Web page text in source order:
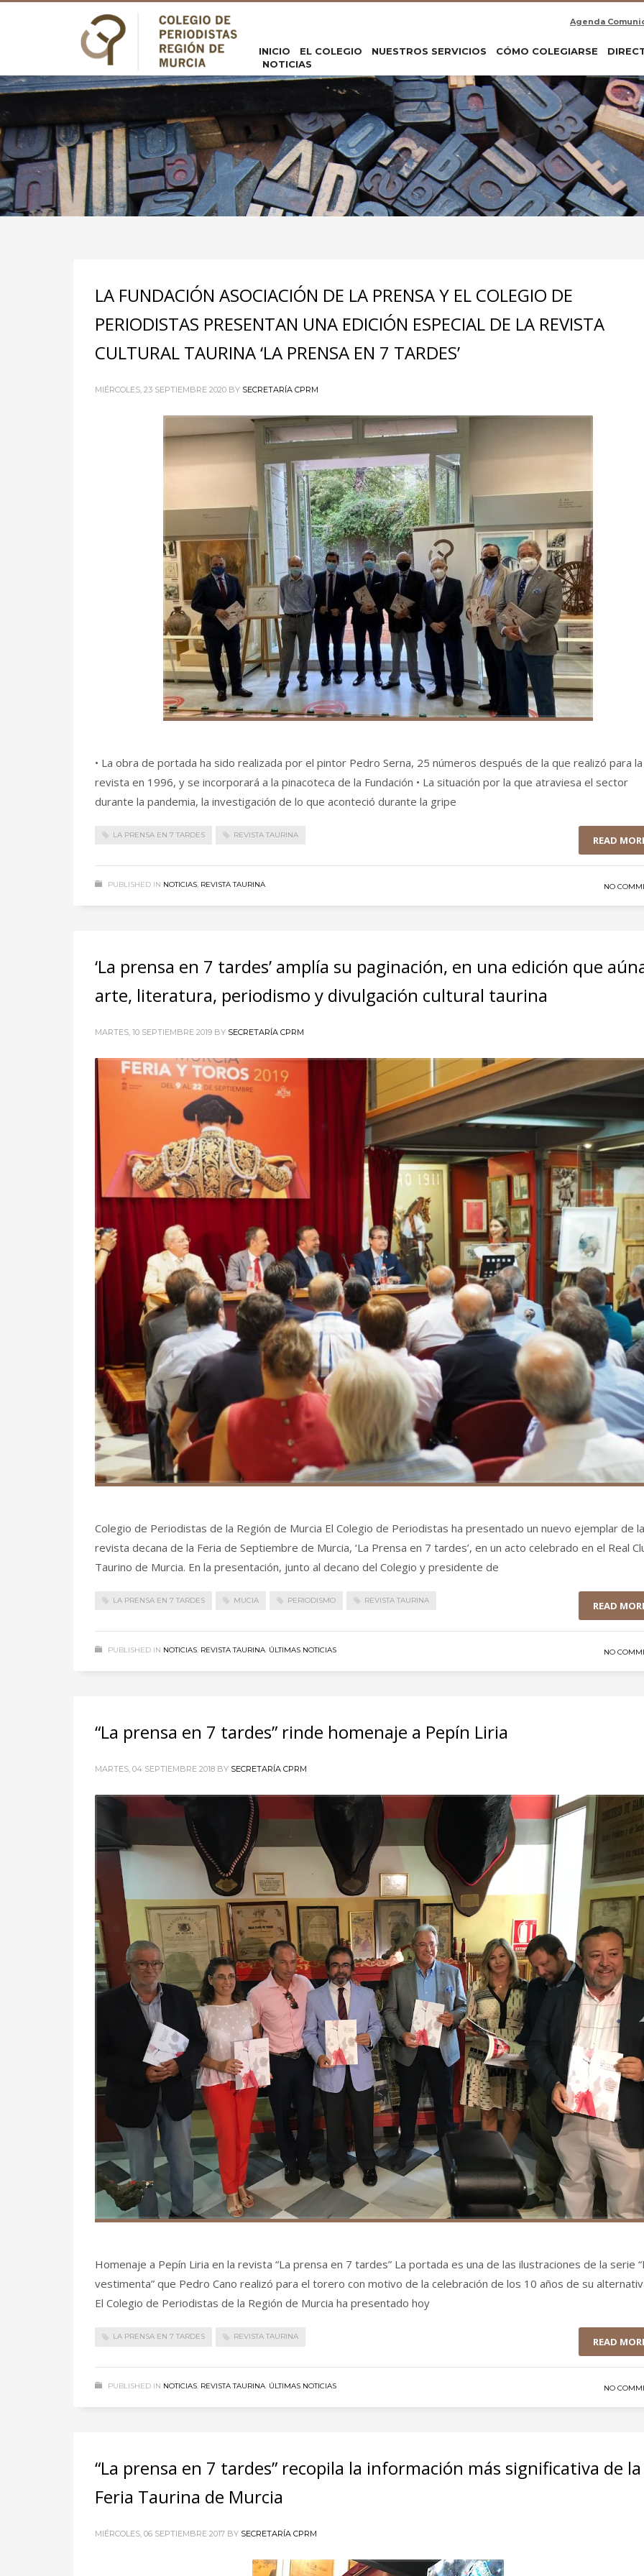
Agenda
INICIO EL COLEGIO NUESTROS SERVICIOS CÓMO COLEGIARSE
NOTICIAS
LA FUNDACIÓN ASOCIACIÓN DE LA PRENSA Y EL COLEGIO DE
PERIODISTAS PRESENTAN UNA EDICIÓN ESPECIAL DE LA REVISTA
CULTURAL TAURINA ‘LA PRENSA EN 7 TARDES’
MIÉRCOLES, 23 SEPTIEMBRE 2020 BY SECRETARÍA CPRM
• La obra de portada ha sido realizada por el pintor Pedro Serna, 25 números después de la que realizó para la
revista en 1996, y se incorporará a la pinacoteca de la Fundación • La situación por la que atraviesa el sector
durante la pandemia, la investigación de lo que aconteció durante la gripe
LA PRENSA EN 7 TARDES REVISTA TAURINA READ
PUBLISHED IN NOTICIAS, REVISTA TAURINA NO
‘La prensa en 7 tardes’ amplía su paginación, en una edición que
arte, literatura, periodismo y divulgación cultural taurina
MARTES, 10 SEPTIEMBRE 2019 BY SECRETARÍA CPRM
Colegio de Periodistas de la Región de Murcia El Colegio de Periodistas ha presentado un nuevo ejemplar de la
revista decana de la Feria de Septiembre de Murcia, ‘La Prensa en 7 tardes’, en un acto celebrado en el Real
Taurino de Murcia. En la presentación, junto al decano del Colegio y presidente de
LA PRENSA EN 7 TARDES MUCIA PERIODISMO REVISTA TAURINA READ
PUBLISHED IN NOTICIAS, REVISTA TAURINA, ÚLTIMAS NOTICIAS NO
“La prensa en 7 tardes” rinde homenaje a Pepín Liria
MARTES, 04 SEPTIEMBRE 2018 BY SECRETARÍA CPRM
Homenaje a Pepín Liria en la revista “La prensa en 7 tardes” La portada es una de las ilustraciones de la serie
vestimenta” que Pedro Cano realizó para el torero con motivo de la celebración de los 10 años de su
El Colegio de Periodistas de la Región de Murcia ha presentado hoy
LA PRENSA EN 7 TARDES REVISTA TAURINA READ
PUBLISHED IN NOTICIAS, REVISTA TAURINA, ÚLTIMAS NOTICIAS NO
“La prensa en 7 tardes” recopila la información más significativa de la
Feria Taurina de Murcia
MIÉRCOLES, 06 SEPTIEMBRE 2017 BY SECRETARÍA CPRM